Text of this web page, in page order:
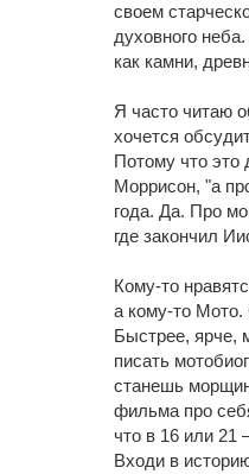
своем
духовного
как камни,
Я часто читаю
хочется
Потому что это
Моррисон, "а
года. Да. Про
где закончил
Кому-то
а кому-то Мото.
Быстрее, ярче,
писать
станешь
фильма про
что в 16 или
Входи в